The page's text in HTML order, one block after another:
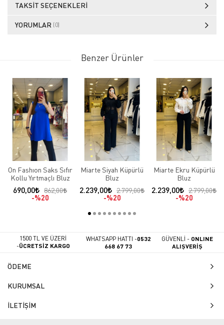
TAKSIT SEÇENEKLERI
YORUMLAR (0)
Benzer Ürünler
On Fashıon Saks Sıfır
Kollu Yırtmaçlı Bluz
690,00
862,00
%20
Miarte Siyah Küpürlü
Bluz
2.239,00
2.799,00
%20
Miarte Ekru Küpürlü
Bluz
2.239,00
2.799,00
%20
1500 TL VE ÜZERİ
-ÜCRETSİZ KARGO
WHATSAPP HATTI -0532
668 67 73
GÜVENLİ - ONLINE
ALIŞVERİŞ
ÖDEME
KURUMSAL
İLETİŞİM